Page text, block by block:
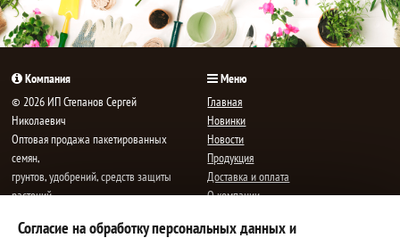
Согласие на обработку персональных данных и
Компания
© 2026 ИП Степанов Сергей
Николаевич
Oптовая продажа пакетированных
семян,
грунтов, удобрений, средств защиты
растений.
Меню
Главная
Новинки
Новости
Продукция
Доставка и оплата
О компании
Контакты